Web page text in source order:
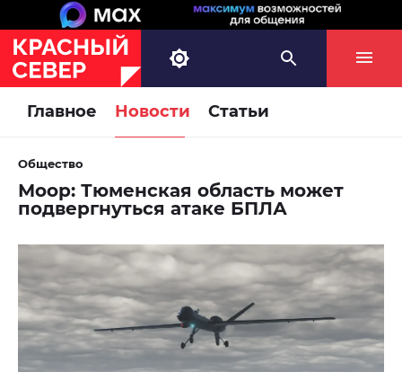
Главное Новости Статьи
Общество
Моор: Тюменская область может
подвергнуться атаке БПЛА